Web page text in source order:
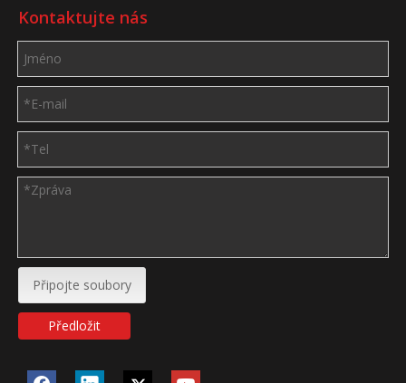
Kontaktujte nás
Připojte soubory
Předložit